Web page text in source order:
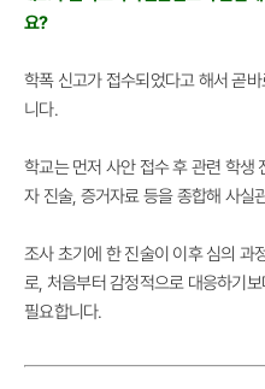
요?
학폭 신고가 접수되었다고 해서 곧
니다.
학교는 먼저 사안 접수 후 관련 학생
자 진술, 증거자료 등을 종합해 사실
조사 초기에 한 진술이 이후 심의 과
로, 처음부터 감정적으로 대응하기
필요합니다.